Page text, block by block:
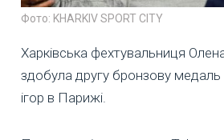
Фото: KHARKIV SPORT CITY
Харківська фехтувальниця
здобула другу бронзову медаль
ігор в Парижі.